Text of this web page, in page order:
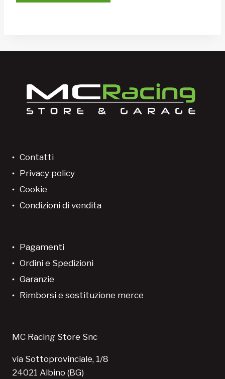
Contatti
Privacy policy
Cookie
Condizioni di vendita
Pagamenti
Ordini e Spedizioni
Garanzie
Rimborsi e sostituzione merce
MC Racing Store Snc
via Sottoprovinciale, 1/8
24021 Albino (BG)